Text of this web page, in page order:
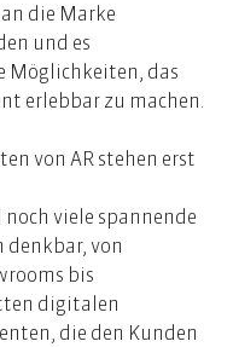
die Marke
und es
Möglichkeiten, das
erlebbar zu machen.
von AR stehen erst
viele spannende
denkbar, von
bis
digitalen
die den Kunden